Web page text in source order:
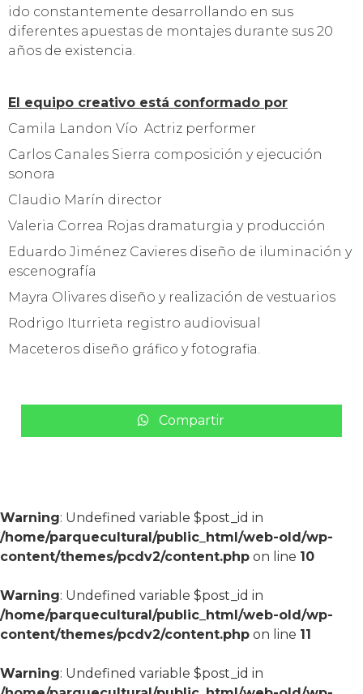
ido constantemente desarrollando en sus
diferentes apuestas de montajes durante sus 20
años de existencia.
El equipo creativo está conformado por
Camila Landon Vío Actriz performer
Carlos Canales Sierra composición y ejecución
sonora
Claudio Marín director
Valeria Correa Rojas dramaturgia y producción
Eduardo Jiménez Cavieres diseño de iluminación y
escenografía
Mayra Olivares diseño y realización de vestuarios
Rodrigo Iturrieta registro audiovisual
Maceteros diseño gráfico y fotografia.
Compartir
Warning: Undefined variable $post_id in
/home/parquecultural/public_html/web-old/wp-
content/themes/pcdv2/content.php on line 10
Warning: Undefined variable $post_id in
/home/parquecultural/public_html/web-old/wp-
content/themes/pcdv2/content.php on line 11
Warning: Undefined variable $post_id in